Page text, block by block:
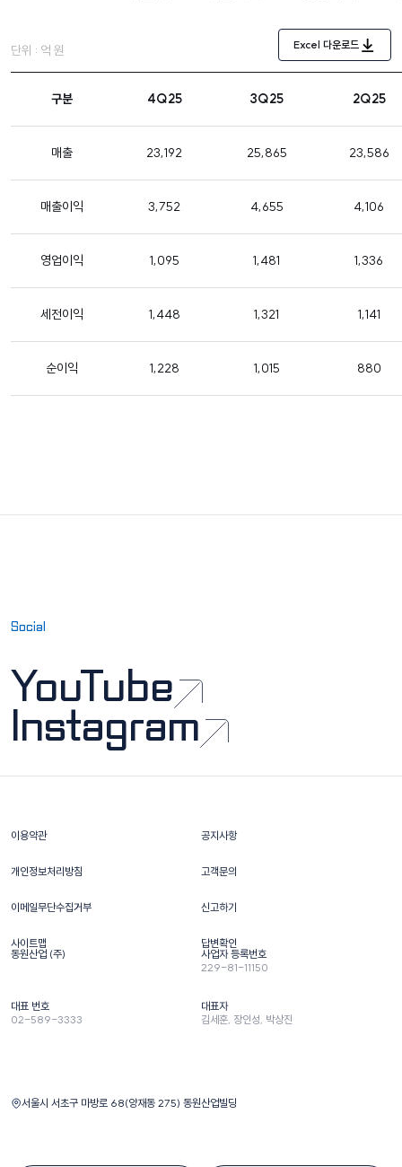
단위 : 억 원 Excel 다운로드
구분 4Q25 3Q25 2Q25
매출 23,192 25,865 23,586
매출이익 3,752 4,655 4,106
영업이익 1,095 1,481 1,336
세전이익 1,448 1,321 1,141
순이익 1,228 1,015 880
Social
YouTube
Instagram
이용약관 공지사항
개인정보처리방침 고객문의
이메일무단수집거부 신고하기
사이트맵
답변확인
동원산업 (주)
사업자 등록번호
229-81-11150
대표 번호
02-589-3333
대표자
김세훈, 장인성, 박상진
서울시 서초구 마방로 68(양재동 275) 동원산업빌딩